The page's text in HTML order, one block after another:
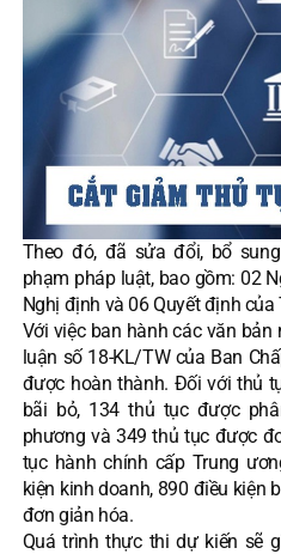
Theo đó, đã sửa đổi, bổ
phạm pháp luật, bao gồm: 02
Nghị định và 06 Quyết định
Với việc ban hành các văn bản
luận số 18-KL/TW của Ban
được hoàn thành. Đối với thủ
bãi bỏ, 134 thủ tục được
phương và 349 thủ tục được
tục hành chính cấp Trung
kiện kinh doanh, 890 điều kiện
đơn giản hóa.
Quá trình thực thi dự kiến sẽ